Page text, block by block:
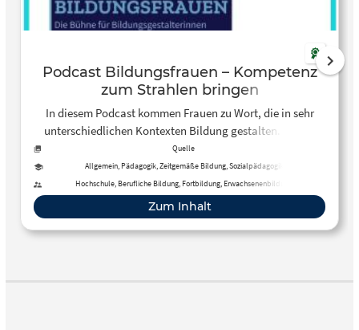
Podcast Bildungsfrauen – Kompetenz
zum Strahlen bringen
In diesem Podcast kommen Frauen zu Wort, die in sehr
unterschiedlichen Kontexten Bildung gestalten. Neben
Lehren und Begleiten werden auch die Gestaltung von
Rahmenbedingungen und Strukturen sowie die eigene
Lernbiographie thematisiert.
Quelle
Allgemein, Pädagogik, Zeitgemäße Bildung, Sozialpädagogik
Hochschule, Berufliche Bildung, Fortbildung, Erwachsenenbildung
Zum Inhalt